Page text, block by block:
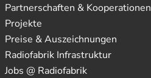
Partnerschaften & Kooperationen
Projekte
Preise & Auszeichnungen
Radiofabrik Infrastruktur
Jobs @ Radiofabrik